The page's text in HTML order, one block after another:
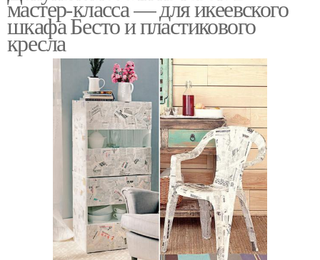
мастер-класса — для икеевского
шкафа Бесто и пластикового
кресла